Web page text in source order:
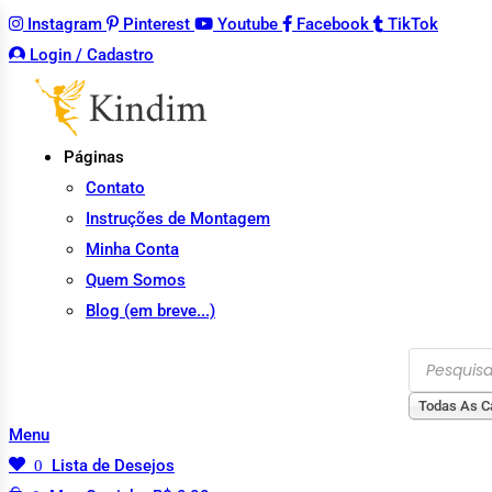
Instagram Pinterest Youtube Facebook
TikTok
Login / Cadastro
Páginas
Contato
Instruções de Montagem
Minha Conta
Quem Somos
Blog (em breve...)
Todas As
Menu
0 Lista de Desejos